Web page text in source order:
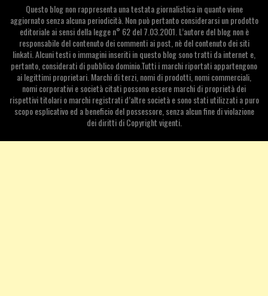
Questo blog non rappresenta una testata giornalistica in quanto viene
aggiornato senza alcuna periodicità. Non può pertanto considerarsi un prodotto
editoriale ai sensi della legge n° 62 del 7.03.2001. L’autore del blog non è
responsabile del contenuto dei commenti ai post, nè del contenuto dei siti
linkati. Alcuni testi o immagini inseriti in questo blog sono tratti da internet e,
pertanto, considerati di pubblico dominio.Tutti i marchi riportati appartengono
ai legittimi proprietari. Marchi di terzi, nomi di prodotti, nomi commerciali,
nomi corporativi e società citati possono essere marchi di proprietà dei
rispettivi titolari o marchi registrati d’altre società e sono stati utilizzati a puro
scopo esplicativo ed a beneficio del possessore, senza alcun fine di violazione
dei diritti di Copyright vigenti.